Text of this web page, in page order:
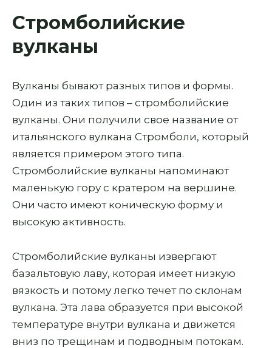
Стромболийские
вулканы
Вулканы бывают разных типов и формы.
Один из таких типов – стромболийские
вулканы. Они получили свое название от
итальянского вулкана Стромболи, который
является примером этого типа.
Стромболийские вулканы напоминают
маленькую гору с кратером на вершине.
Они часто имеют коническую форму и
высокую активность.
Стромболийские вулканы извергают
базальтовую лаву, которая имеет низкую
вязкость и потому легко течет по склонам
вулкана. Эта лава образуется при высокой
температуре внутри вулкана и движется
вниз по трещинам и подводным потокам.